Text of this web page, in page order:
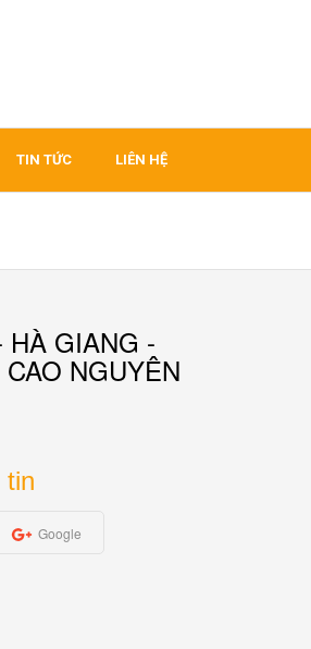
TIN TỨC LIÊN HỆ
HÀ GIANG -
NGUYÊN
tin
Google